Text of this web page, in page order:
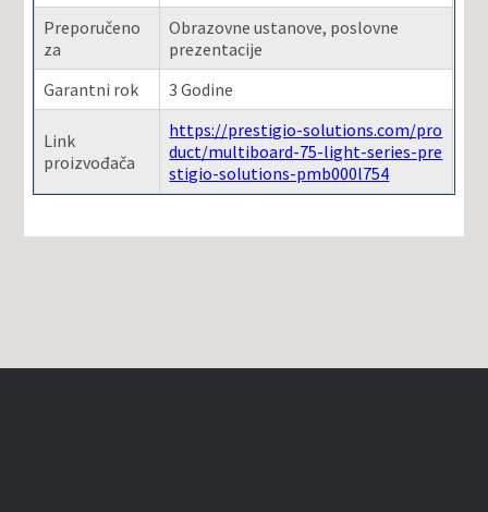
Preporučeno
za
Obrazovne ustanove, poslovne
prezentacije
Garantni rok
3 Godine
Link
proizvođača
https://prestigio-solutions.com/pro
duct/multiboard-75-light-series-pre
stigio-solutions-pmb000l754